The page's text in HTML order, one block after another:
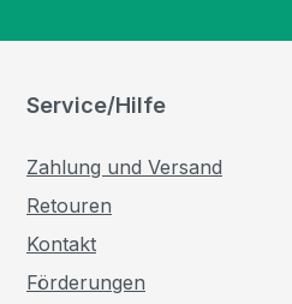
Service/Hilfe
Zahlung und Versand
Retouren
Kontakt
Förderungen